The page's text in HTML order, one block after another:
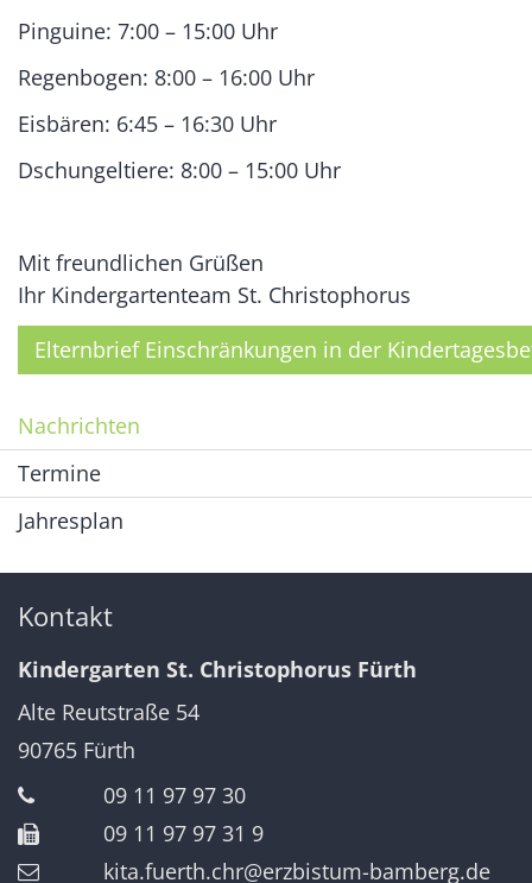
Pinguine: 7:00 – 15:00 Uhr
Regenbogen: 8:00 – 16:00 Uhr
Eisbären: 6:45 – 16:30 Uhr
Dschungeltiere: 8:00 – 15:00 Uhr
Mit freundlichen Grüßen
Ihr Kindergartenteam St. Christophorus
Elternbrief Einschränkungen in der
Nachrichten
Termine
Jahresplan
Kontakt
Kindergarten St. Christophorus Fürth
Alte Reutstraße 54
90765 Fürth
09 11 97 97 30
09 11 97 97 31 9
kita.fuerth.chr@erzbistum-bamberg.de